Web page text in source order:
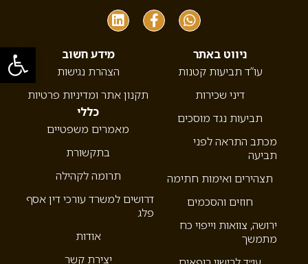
פתח
ניווט באתר
עו”ד תביעות קטנות
דיני שכירות
תביעות נגד מוסכים
מכתב התראה לפני
תביעה
תצהירים ואימות חתימה
חוזים והסכמים
ירושה, צוואות וייפוי כח
מתמשך
מידע חשוב
הצהרת נגישות
תקנון אתר ומדיניות פרטיות
כללי
מאמרים משפטיים
בתקשורת
תרומה לקהילה
דרושים למשרד עורכי דין אסף
פלג
אודות
יצירת קשר